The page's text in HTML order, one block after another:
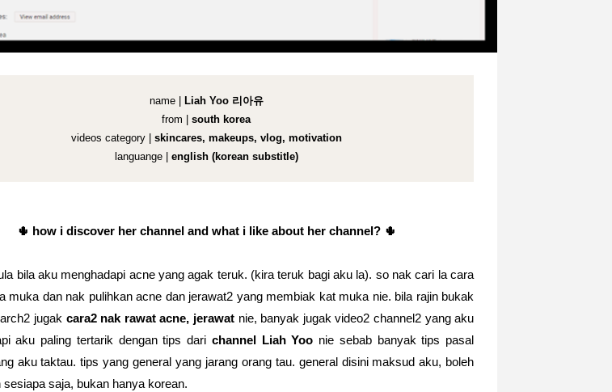
name |
Liah Yoo 리아유
from | south korea
videos category |
skincares, makeups, vlog, motivation
languange | english (korean substitle)
🌵 how i discover her channel and what i like about her channel? 🌵
bila aku menghadapi acne yang agak teruk. (kira teruk bagi aku la). so nak cari la cara
muka dan nak pulihkan acne dan jerawat2 yang membiak kat muka nie. bila rajin bukak
jugak cara2 nak rawat acne, jerawat nie, banyak jugak video2 channel2 yang aku
aku paling tertarik dengan tips dari channel Liah Yoo nie sebab banyak tips pasal
aku taktau. tips yang general yang jarang orang tau. general disini maksud aku, boleh
sesiapa saja, bukan hanya korean.